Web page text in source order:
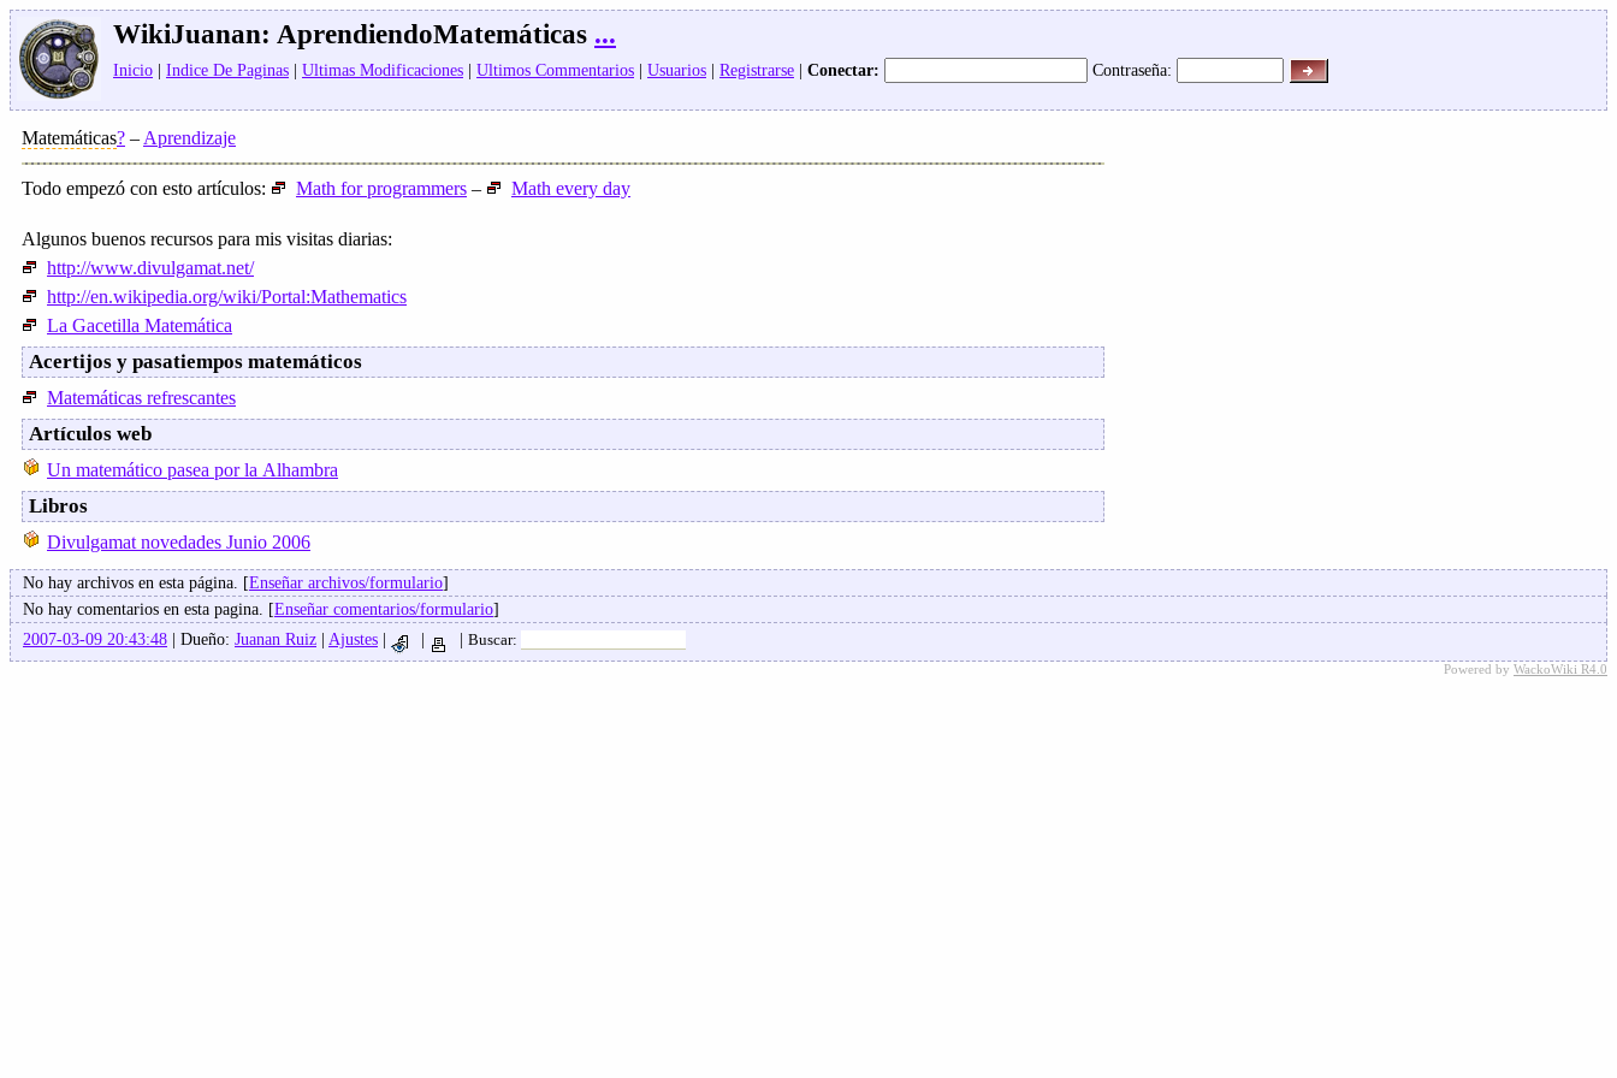
WikiJuanan: AprendiendoMatemáticas ...
Inicio | Indice De Paginas | Ultimas Modificaciones | Ultimos Commentarios | Usuarios | Registrarse | Conectar: Contraseña:
Matemáticas? – Aprendizaje
Todo empezó con esto artículos: Math for programmers – Math every day
Algunos buenos recursos para mis visitas diarias:
http://www.divulgamat.net/
http://en.wikipedia.org/wiki/Portal:Mathematics
La Gacetilla Matemática
Acertijos y pasatiempos matemáticos
Matemáticas refrescantes
Artículos web
Un matemático pasea por la Alhambra
Libros
Divulgamat novedades Junio 2006
No hay archivos en esta página. [Enseñar archivos/formulario]
No hay comentarios en esta pagina. [Enseñar comentarios/formulario]
2007-03-09 20:43:48 | Dueño: Juanan Ruiz | Ajustes | | | Buscar:
Powered by WackoWiki R4.0